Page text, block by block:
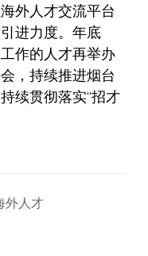
外人才交流平台
进力度。年底
作的人才再举办
，持续推进烟台
续贯彻落实“招才
外人才